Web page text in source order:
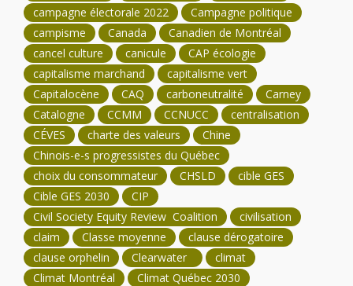
campagne électorale 2022
Campagne politique
campisme
Canada
Canadien de Montréal
cancel culture
canicule
CAP écologie
capitalisme marchand
capitalisme vert
Capitalocène
CAQ carboneutralité
Carney
Catalogne
CCMM CCNUCC
centralisation
CÉVES
charte des valeurs
Chine
Chinois-e-s progressistes du Québec
choix du consommateur
CHSLD
cible GES
Cible GES 2030
CIP
Civil Society Equity Review Coalition
civilisation
claim
Classe moyenne
clause dérogatoire
clause orphelin
Clearwater
climat
Climat Montréal
Climat Québec 2030